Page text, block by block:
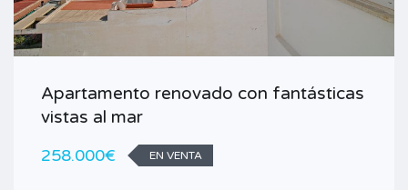
Apartamento renovado con fantásticas
vistas al mar
258.000€
EN VENTA